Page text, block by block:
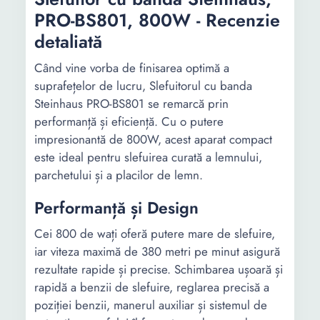
Tensiune
alimentare
230 V
240 V
-
Viteza
maxima (rpm)
300
Vibratie 2.1 m/s²
Oscilatii
maxime/minut
- -
acumulator
Dimensiune
banda (mm)
76 x 457 -
Lungime 345 mm
-
PRO-BS801, 800W - Recenzie
detaliată
Când vine vorba de finisarea optimă a
suprafețelor de lucru, Slefuitorul cu banda
Steinhaus PRO-BS801 se remarcă prin
performanță și eficiență. Cu o putere
impresionantă de 800W, acest aparat compact
este ideal pentru slefuirea curată a lemnului,
parchetului și a placilor de lemn.
Performanță și Design
Cei 800 de wați oferă putere mare de slefuire,
iar viteza maximă de 380 metri pe minut asigură
rezultate rapide și precise. Schimbarea ușoară și
rapidă a benzii de slefuire, reglarea precisă a
poziției benzii, manerul auxiliar și sistemul de